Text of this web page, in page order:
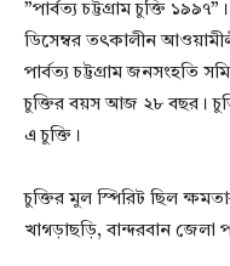
”পার্বত্য চট্টগ্রাম চুক্তি
ডিসেম্বর তৎকালীন
পার্বত্য চট্টগ্রাম জনসংহতি
চুক্তির বয়স আজ ২৮ বছর।
এ চুক্তি।
চুক্তির মুল স্পিরিট ছিল
খাগড়াছড়ি, বান্দরবান জেলা